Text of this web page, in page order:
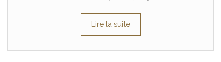
Lire la suite